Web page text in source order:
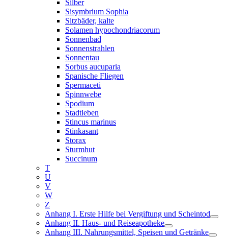
Silber
Sisymbrium Sophia
Sitzbäder, kalte
Solamen hypochondriacorum
Sonnenbad
Sonnenstrahlen
Sonnentau
Sorbus aucuparia
Spanische Fliegen
Spermaceti
Spinnwebe
Spodium
Stadtleben
Stincus marinus
Stinkasant
Storax
Sturmhut
Succinum
T
U
V
W
Z
Anhang I. Erste Hilfe bei Vergiftung und Scheintod
Anhang II. Haus- und Reiseapotheke
Anhang III. Nahrungsmittel, Speisen und Getränke